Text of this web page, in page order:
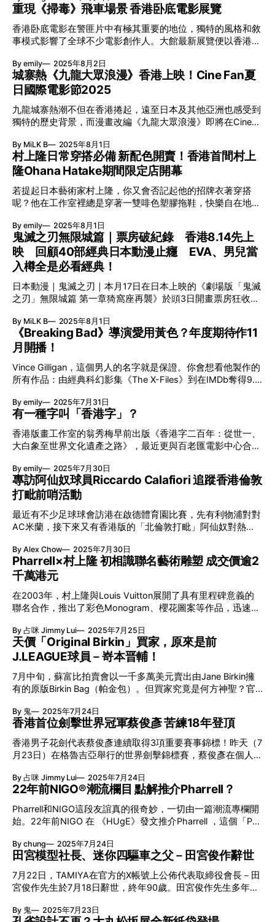
舉行，
650ER設計卻是異常高調。當中就包括引擎部份刻意印有
「N236MJ」的編號，既象徵他的23號球衣、亦代表他曾奪得
過6屆NBA總冠軍。至於外觀跟G550一樣，650ER的機身引用
了Air Jordan 3鞋面的象紋圖案為主調，不過今次就換上了銀
小型酒吧、私人臥室。單是每年的營運成本，就高達280萬
擁有一台1:1高達，因為自《Z高達》起，便曾多次以香港作為
場景。 Z高達 嘉美尤大讚香港真係好靚 高達系列與香港早有
淵源，1985年《機動戰士Z高達》，TV版第17話便以《香港》
命名，其中主角嘉美尤甫抵埗，便大讚「這個城市真係好
靚」。及後更有一場高達Mk-II與Psycho Gundam重高達的城
市混戰，戰場竟是港島西營盤。 阿寶曾踏足西營盤 Gundam
Mk-II現身成經典 80年代香港的霓虹招牌、電影、與未清拆的
城寨完全迷倒日本人，也吸引《Z高達》來香港「取景」。高
達Mk-II與Psycho
重現《掃毒》飛車場景 香港卧底電影展覽
香港卧底電影在警匪片中有極其重要的地位，獨特的風格和敘
事模式影響了全球不少電影創作人。大館最新展覽便以香港卧
劃。除了以香港卧底電影鋪排內容脈絡以外，其精彩之處在於
大館歷史背景與香港卧底電影的微妙關係。 大館古蹟與香港
卧底電影有關？ 大館原址為香港中區警署建築群，而大館01
座曾是刑事情報科與毒品調查科的辦公地，因此發生過無數個
真實的警匪故事。重現的電影場景，就有如重現一場卧底行
動。 香港卧底電影稱霸全球？ 日本知名遊戲製作人小島秀夫
自小就喜愛看電影，更曾多次公開表示最喜歡的香港電影是吳
宇森與徐克執導的《英雄本色II》。魅力過人的發哥令小島秀
夫在90年代時想製作一個以周潤發為主角的遊戲，可惜當年還
未有3D掃描技術；還少不了張國榮飾演的卧底警探宋子杰，
令小島秀夫一聽再聽他演唱的主題曲。 扮演陳永仁還是劉健
明？ 香港卧底電影的黃金時代始於80年代，從章國明的《邊
徒》、陳木勝的《掃毒》等。是次展覽重現了8部電影的經典
時刻，部份場景放了幾張寶麗來去交代重現的場景，當中尤以
劉
By emily 2025年8月2日
城寨熱《九龍大眾浪漫》香港上映！Cine Fan夏
日國際電影節2025
九龍城寨熱潮不但在香港捲起，遠至日本及其他亞洲也感受到
獨特的歷史背景，而漫畫改編《九龍大眾浪漫》即將在Cine
作《純屬伊朗意外》等世界各地的電影登場！ 今年夏日國際
電影節（Summer IFF）將於8月13日至25日登場，由約化巴
納希榮獲康城影展金棕櫚獎的《純屬伊朗意外》亞洲首映揭開
序幕。 此片以懸疑曲折的復仇故事，折射暴虐苛政與貪污腐
敗，同時對人性脆弱亦有深刻反思。這位伊朗著名導演的回顧
展，涵蓋其十部傑作，亦將是重頭節目之一。 閉幕電影則是
由池田千尋執導、吉岡里帆及水上恒司主演的奇幻愛情劇《九
龍大眾浪漫》。九龍城寨獨特魅力的風潮蔓延至日本，先啟發
眉月啍創出人氣漫畫，繼改編為動畫後再變為真人版電影。池
田導演及監製有澤亮哉將來港與觀眾會面，分享如何將這曾是
三不管的地帶，幻化成充滿魅惑、懷舊氣息以及愛情魔力的謎
樣世界。 美國導演亞里艾斯特繼《寶驚魂》後再次夥拍影帝
華堅馮力士的《愛丁頓》，加入型男佩德羅帕斯卡與金像影后
愛瑪史東，以極致黑色諷刺當代美國社會的瘋狂，殺入康城主
By MiLK B 2025年8月1日
村上隆日常穿搭必備 新配色開賣！香港首間村上
隆Ohana Hatake期間限定店開幕
若提起日本藝術家村上隆，你又會否記起他的招牌衣著穿搭
呢？他在工作室裡總是穿著一雙啡色塑膠拖鞋，快樂自在地工
Hatake。作為ComplexCon香港2025官方商場合作夥伴的太
古廣場，最近帶來全港首間村上隆Ohana Hatake期間限定
店，率先推出4款全新配色，各位粉絲千萬不要錯過。 村上隆
的「拖鞋」哲學 日本藝術家村上隆在工作室裡總是穿著一雙
MNNK Bro.（村上隆與饒舌歌手JP THE WAVY二人組合）的
新曲〈ローズ·セラヴィ さりながら、死ぬのはいつも他人
身，那雙塑膠拖鞋成為時尚亮點。近年村上隆觀察到拖鞋在潮
流界興起後，更決定將這份日常的舒適昇華為藝術表達，創立
自家拖鞋品牌Ohana Hatake。品牌名字意指「花田」，直接
呼應村上隆標誌的小花。 村上隆加持！限量新色搶先登場 村
上隆相當重視這個項目並與鞋履品牌Violet St合作開發鞋款，
推出Surippa Ohana 及Ohana Full
By emily 2025年8月1日
鬼滅之刃無限城篇｜票房破紀錄 香港8.14先上
映 回顧40部經典日本動漫止癮 EVA、男兒當
入樽全是必看經典！
日本動漫｜鬼滅之刃｜本月17日在日本上映的《劇場版「鬼滅
之刃」無限城篇 第一章猗窩座再襲》於頭3日開畫票房狂收
票房、最高首日票房及最高單日票房3項紀錄。而官方宣布香
港將於2025年8月14日香港上映，仲有近半個月相信大家等到
「頸都長」！ 《鬼滅之刃》必定是日本動漫當紅炸子雞，相
關的周邊產品隨街可見，日系動漫熱潮彷彿從未冷卻過。不過
講起日本動漫工業最興盛的黃金時期必定是九十年代，部份作
品的劇情內容及設定震撼不少讀者，更影響不少新時代的漫畫
家，以下整理40套經典動漫，哪一套動漫令你最有回憶呢，同
時止一止癮！ 日本動漫黃金90年代必睇經典｜冒險戰鬥系列
即睇更多內容：日本動漫黃金90年代6部冒險戰鬥番 《龍
珠》超級薩亞人一幕震撼當年觀眾 龍珠 （ドラゴンボール）
九十年代的《龍珠》，推出的動漫橫跨娜美星（菲利）篇、人
故事發展最為白熱化的階段，相信很多人都會認同這一點的。
娜美星篇，最後超級薩亞人的出現不但徹底顛覆了許多讀者的
想像，更成為後來故事一個非常重要的設定
By MiLK B 2025年8月1日
《Breaking Bad》導演愛用黃色？年度期待作11
月開播！
Vince Gilligan，這個男人的名字就是保證。你會想看他製作的
所有作品：由經典科幻影集《The X-Files》到在IMDb奪得9.5
全部叫好叫座。日前Vince Gilligan宣佈在Apple TV+帶來最新
原創影集《Pluribus》，更與Gordon Smith、Alison Tatlock、
Diane Mercer等老拍檔聯手執行製作。新作預定於11月7日正
式開播，未開播經已確認續訂第二季，第二條預告片更留下一
個現實可接通的電話號碼。背後這位靈魂人物Vince Gilligan究
竟有多厲害？ Vince Gilligan有多愛黃色？ 新作《Pluribus》預
告海報及宣傳車均用上鮮黃色，令人想起《Breaking Bad》主
角那身黃色的防護衣。那不僅是單純的防護，更象徵主角在道
德上逐漸被污染和侵蝕的過程。Vince Gilligan以精準的視覺語
言，為觀眾提供深入理解角色心理與故事氛圍的線索。在炸雞
連鎖店上班時的Gustavo Fring以一身黃色上衣登場，隱藏其
By emily 2025年7月31日
有一種字叫「香港字」？
香港版畫工作室的翁秀梅早前出版《香港字二百年：從世一、
大白象至世界文化遺產之路》，最近更與百老匯電影中心合作
Film》，藉此道來「香港字」的故事。相信不少人因早年香港
文化博物館舉辦的「字裡圖間——香港印藝傳奇」展覽而認知
「香港字」，本地作家董啟章亦一樣。他在展覽中見識「香港
字」真身後甚為撼動，繼而寫下《香港字：遲到一百五十年的
情書》記錄「香港字」故事的小說。究竟甚麼是「香港字」？
「香港字」為傳教而出現？ 19世紀清廷嚴禁洋人在中國傳
教，輕則監禁驅逐重則處死。Robert Morrison獲英國倫敦傳
道會委派來華傳教，他偷偷學習中文，翻譯《聖經》實行靠活
字印刷無聲傳教。及後來華的傳教士台約爾（Samuel Dyer）
開始在馬六甲英華書院研發鑄造中文鉛活字，後來書院遷港、
再由Richard Cole完成這套活字。因最後最後這套活字在香港
完成，因而稱為「香港字」
By emily 2025年7月30日
專訪阿仙奴球員Riccardo Calafiori 追蹤香港倫敦
打毗前哨活動
最近有不少足球球會訪港在啟德體育園比賽，先有利物浦對對
AC米蘭，接下來又有香港版的「北倫敦打毗」阿仙奴對熱
與球迷見面，而《MiLK》更找到機會，與阿仙奴球員Riccardo
Calafiori進行專訪，談論來季的新面貌。 來自意大利的
Riccardo Calafiori上季加盟阿仙奴，司職左後閘，但不時會推
進上前場進攻，更成為中場一部份進行協防，更一度射穿曼城
大門，令這位球員受到女性注目的同時，男球迷更因其勤奮的
表現而拜服。 他說今次是第一次來香港，雖然未能在這場友
賽上陣，但他一直很期待來到香港，更說這裡的風景是相當
好。今季阿仙奴轉會窗相當積極，已經簽下6名球員，包括：
1. Viktor Gyokeres 6400萬英鎊 2. Noni Madueke 5200萬英
鎊 3. Christian Norgaard 1000萬英鎊 4. Cristhian Mosquera
1300萬英鎊 5. Kepa Arrizabalaga 500萬英鎊 6.
By Alex Chow 2025年7月30日
Pharrell×村上隆 初相識聯名藝術雕塑 成交價逾2
千萬港元
在2003年，村上隆與Louis Vuitton展開了具有里程碑意義的
聯名合作，推出了彩色Monogram、櫻花圖案等作品，迅速成
2025年1月，在巴黎舉行的Louis Vuitton秋冬時裝秀上，展示
了24個透明的檔案櫃Future Archives，其中一個名為
「MURAKAMI」，放置了Louis Vuitton與村上隆的初代聯名商
品。這不僅是Pharrell和NIGO對日本文化的回憶與印象，更證
明了村上隆的創作對他們的深遠影響。 Pharrell×村上隆藝術
雕塑 10年升值逾6百萬 2008年Pharrell Williams和村上隆展開
了首次合作，攜手帶來藝術作品《The Simple Things》，並
於2009年Art Basel初次亮相，據講在展覽首半小時即以200萬
美元（約15,600,000港元）售出，直至2019年這雕塑在拍賣
行Christie's再次出現，成交價為21,725,000港元，升值逾6百
萬港元。 藝術雕塑內放置7件日常用品 《The Simple
By 占咪 Jimmy Lui 2025年7月25日
天價「Original Birkin」買家，原來是前
J.LEAGUE球員－嵜本晋輔！
7月中旬，蘇富比拍賣會以一千多萬美元賣出由Jane Birkin擁
有的原版Birkin Bag（帕金包）。但買家究竟是何方神聖？官
Valuence Holdings Inc.的創辦人兼社長－嵜本晋輔。 天價買
下Jane Birkin手袋只為收藏 7月中旬，蘇富比以1,010萬美元成
功賣出Jane Birkin使用過的原版帕金包「Original Birkin」，上
面不但壓有「JB」的簡稱字樣，更保留了她當年使用過的痕
跡。當時蘇富比只透露過買家是一位日本的收藏家，後來就證
實是Valuence Holdings Inc.創辦人兼社長－嵜本晋輔。而從事
中古買賣事業的嵜本早前亦在個人IG上就指出無意將手袋再轉
建立「買取」上市公司 1982年出生於大阪府的嵜本晋輔，高
校年代已經是足球部的成員。畢業後加盟J.LEAGUE的大阪飛
的父親從事二手買賣事業，於是他在2007亦開設了自己的買
取店「なんぼや」（Nanboya）；後於2011
By 鬼 2025年7月24日
香港首位劍擊世界冠軍蔡俊彥 苦練18年登頂
香港男子花劍代表蔡俊彥連續取得3項重要賽事錦標！昨天（7
月23日）在格魯吉亞舉行的世界劍擊錦標賽，蔡俊彥在個人賽
冠軍。 劍擊世錦賽 香港男子花劍代表蔡俊彥封王 香港男子花
劍代表蔡俊彥連奪上海大獎賽和亞錦賽金牌，賽前世界排名第
12。他以亞洲冠軍的身份衝擊世界錦標賽，強勢闖入決賽。最
終他以15:9擊敗來自俄羅斯的Kirill Borodachev，成功奪冠，
更為香港劍擊隊歷史上首度摘下世錦賽金牌，以及晉升至個人
世界排名第1位。 9歲學劍 中三入港隊 現年27歲的蔡俊彥是香
港男子花劍代表的主力，以高大身形和冷靜的比賽風格聞名。
很快便被這項運動的動感和策略吸引。入讀喇沙書院後，他迅
速成為校內劍擊隊的明日之星，並在中二時首次代表學校參加
歲便在亞洲青少年錦標賽奪金。儘管面對壓力和挫折，他最終
By 占咪 Jimmy Lui 2025年7月24日
22年前NIGO®潮流欄目 點解推介Pharrell？
Pharrell和NIGO這段友誼真的很奇妙，一切由一篇潮流專欄開
始。22年前NIGO 在 《HUgE》發文推介Pharrell ，這個「P」
NIGO要做音樂Pharrell力撐，甚至為他的Curry Up改名⋯⋯這
麼多年也沒有因財失義、或其他原因反面收場，反之合作變得
更緊密，更有一份超越友情的默契，在LV 25AW的新系列中，
便見證了一切。 0:00 /0:07 1× NIGO®開始注意Pharrell
Britney Spears《Boys》助攻 2003年出版的《HUgE》特別編
集「Creators’ Life」，當中NIGO發表四版欄目，分享個人推
介。當時他已十分注視Pharrell Williams這位Neptunes和
By chung 2025年7月24日
田宮模型社長、迷你四驅車之父－田宮俊作辭世
7月22日，TAMIYA在官方的X帳號上公佈代表取締役會長－田
宮俊作先生於7月18日辭世，終年90歲。田宮俊作先生多年來
車，成為不少人的集體回憶。 田宮模型前身是運輸公司、木
By 鬼 2025年7月23日